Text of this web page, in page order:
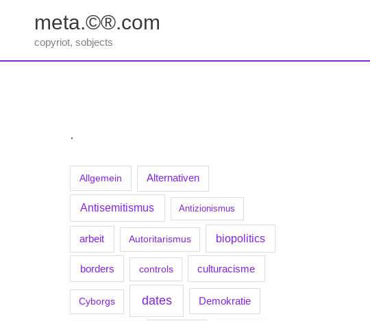
springen
meta.©®.com
copyriot, sobjects
.
Allgemein Alternativen
Antisemitismus Antizionismus
arbeit Autoritarismus biopolitics
borders controls culturacisme
Cyborgs dates Demokratie